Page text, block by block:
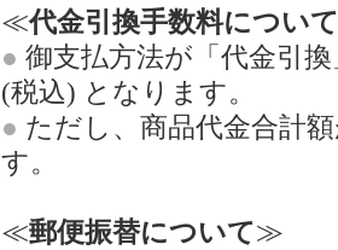
≪代金引換手数料について
● 御支払方法が「代金引
(税込) となります。
● ただし、商品代金合計
す。
≪郵便振替について≫